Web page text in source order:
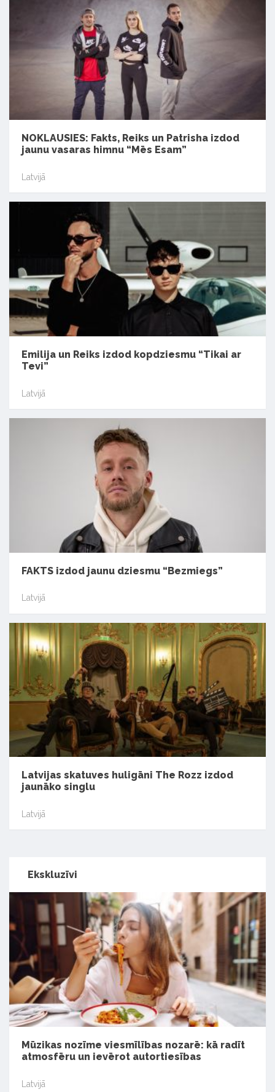
NOKLAUSIES: Fakts, Reiks un Patrisha izdod
jaunu vasaras himnu “Mēs Esam”
Latvijā
Emilija un Reiks izdod kopdziesmu “Tikai ar
Tevi”
Latvijā
FAKTS izdod jaunu dziesmu “Bezmiegs”
Latvijā
Latvijas skatuves huligāni The Rozz izdod
jaunāko singlu
Latvijā
Ekskluzīvi
Mūzikas nozīme viesmīlības nozarē: kā radīt
atmosfēru un ievērot autortiesības
Latvijā